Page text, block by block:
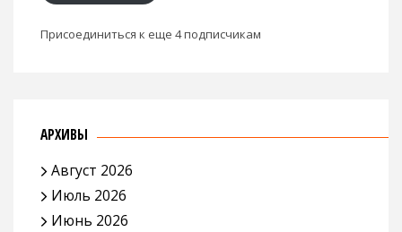
Присоединиться к еще 4 подписчикам
АРХИВЫ
Август 2026
Июль 2026
Июнь 2026